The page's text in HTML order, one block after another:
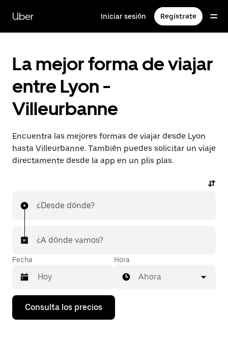
contenido
principal
Uber Iniciar sesión Regístrate
La mejor forma de viajar
entre Lyon -
Villeurbanne
Encuentra las mejores formas de viajar desde Lyon
hasta Villeurbanne. También puedes solicitar un viaje
directamente desde la app en un plis plas.
¿Desde dónde?
¿A dónde vamos?
Fecha
Pulsa
flecha
Hora
Ahora
Consulta los precios